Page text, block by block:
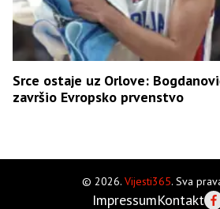
Srce ostaje uz Orlove:
završio Evropsko prvenstvo
© 2026. Vijesti365. Sva
ImpressumKontakt